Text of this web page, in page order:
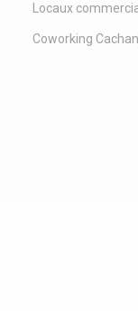
Locaux
Coworking Cachan